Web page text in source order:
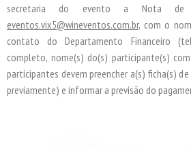
secretaria do evento a Nota de
eventos.vix5@wineventos.com.br, com o
contato do Departamento Financeiro
completo, nome(s) do(s) participante(s)
participantes devem preencher a(s) ficha(s)
previamente) e informar a previsão do